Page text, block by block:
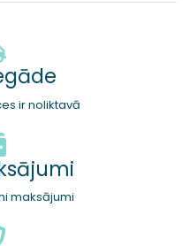
ir noliktavā
maksājumi